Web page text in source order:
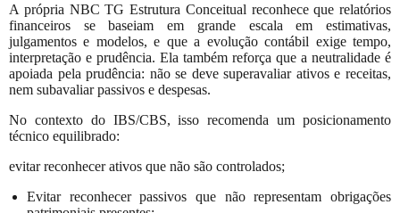
A própria NBC TG Estrutura Conceitual reconhece que relatórios
financeiros se baseiam em grande escala em estimativas,
julgamentos e modelos, e que a evolução contábil exige tempo,
interpretação e prudência. Ela também reforça que a neutralidade é
apoiada pela prudência: não se deve superavaliar ativos e receitas,
nem subavaliar passivos e despesas.
No contexto do IBS/CBS, isso recomenda um posicionamento
técnico equilibrado:
evitar reconhecer ativos que não são controlados;
Evitar reconhecer passivos que não representam obrigações